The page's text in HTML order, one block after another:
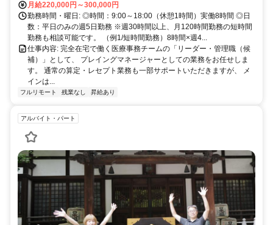
月給220,000円～300,000円
勤務時間・曜日: ◎時間：9:00～18:00（休憩1時間）実働8時間 ◎日
数：平日のみの週5日勤務 ※週30時間以上、月120時間勤務の短時間
勤務も相談可能です。 （例1/短時間勤務）8時間×週4...
仕事内容: 完全在宅で働く医療事務チームの「リーダー・管理職（候
補）」として、 プレイングマネージャーとしての業務をお任せしま
す。 通常の算定・レセプト業務も一部サポートいただきますが、 メ
インは...
フルリモート 残業なし 昇給あり
アルバイト・パート